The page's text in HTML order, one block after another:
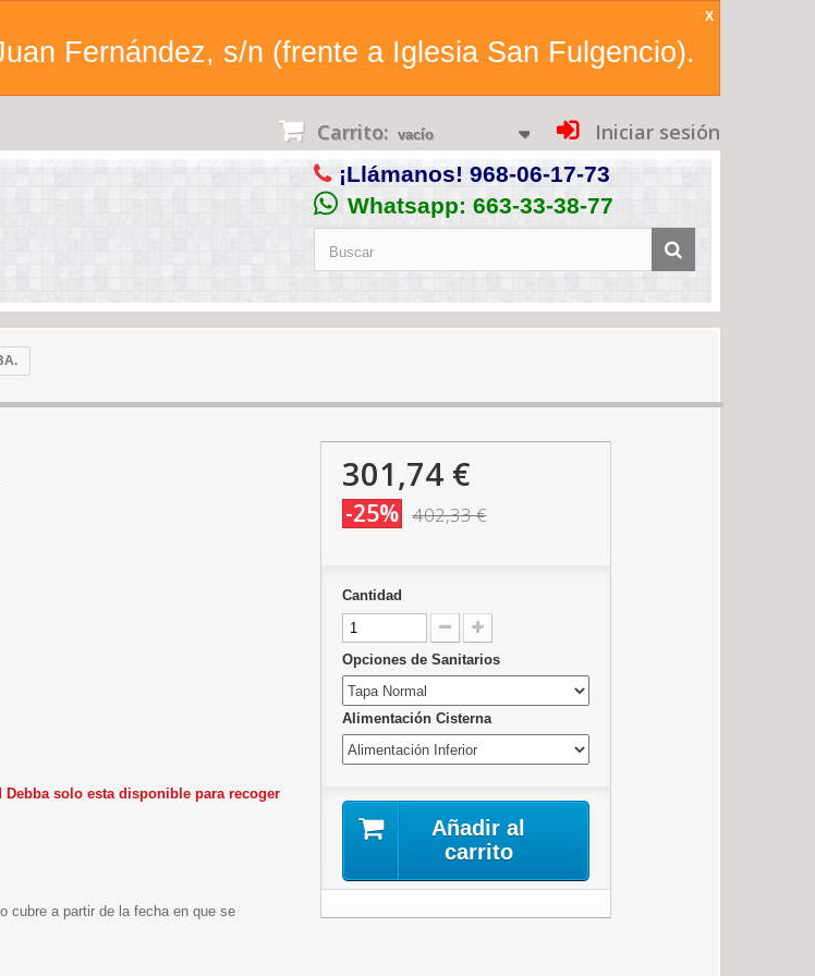
Fernández, s/n (frente a Iglesia San Fulgencio).
X
Iniciar sesión
Carrito: vacío
¡Llámanos! 968-06-17-73
Whatsapp: 663-33-38-77
solo esta disponible para recoger
cubre a partir de la fecha en que se
301,74 €
-25% 402,33 €
Cantidad
Opciones de Sanitarios
Alimentación Cisterna
Añadir al
carrito